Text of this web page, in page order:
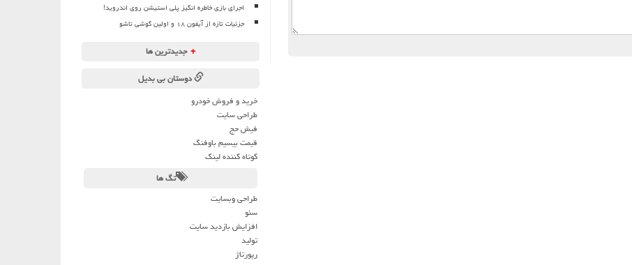
اجرای بازی خاطره انگیز پلی استیشن روی اندروید!
جزئیات تازه از آیفون ۱۸ و اولین گوشی تاشو
+ جدیدترین ها
دوستان بی بدیل
خرید و فروش خودرو
طراحی سایت
فیش حج
قیمت بیسیم باوفنگ
کوتاه کننده لینک
تگ ها
طراحی وبسایت
سئو
افزایش بازدید سایت
تولید
رپورتاژ